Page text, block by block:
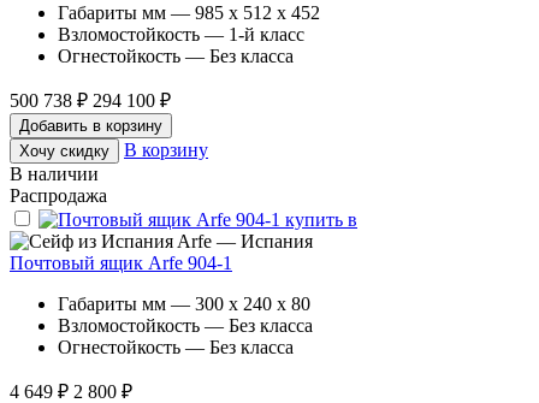
Габариты мм — 985 x 512 x 452
Взломостойкость — 1-й класс
Огнестойкость — Без класса
500 738 ₽ 294 100 ₽
Добавить в корзину
Хочу скидку
В корзину
В наличии
Распродажа
Arfe — Испания
Почтовый ящик Arfe 904-1
Габариты мм — 300 x 240 x 80
Взломостойкость — Без класса
Огнестойкость — Без класса
4 649 ₽ 2 800 ₽